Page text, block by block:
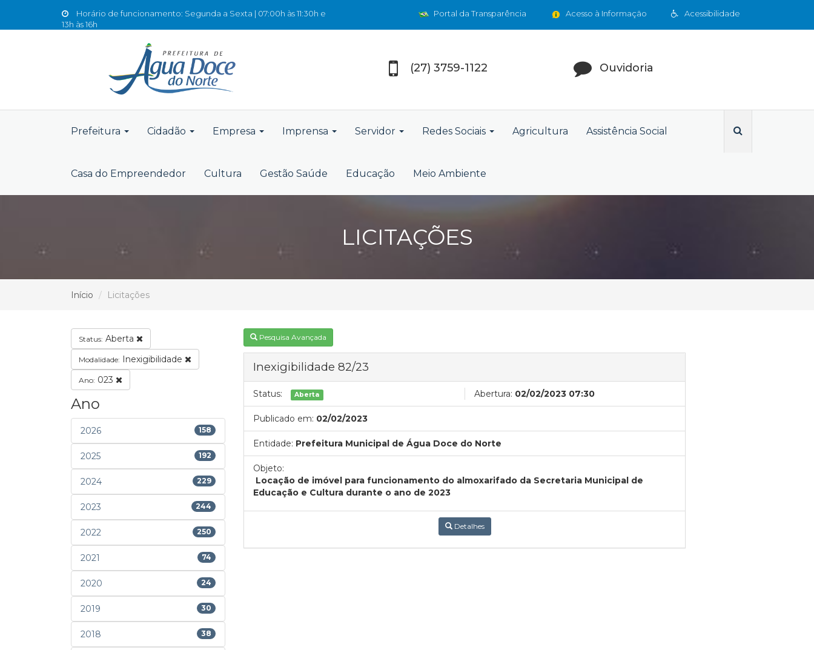
Horário de funcionamento: Segunda a Sexta | 07:00h às 11:30h e
13h às 16h
Acessibilidade
Acesso à Informação
Portal da Transparência
(27) 3759-1122 Ouvidoria
Prefeitura Cidadão Empresa Imprensa Servidor Redes Sociais Agricultura Assistência Social
Casa do Empreendedor Cultura Gestão Saúde Educação Meio Ambiente
LICITAÇÕES
Início Licitações
Status: Aberta
Modalidade: Inexigibilidade
Ano: 023
Ano
2026 158
2025 192
2024 229
2023 244
2022 250
2021 74
2020 24
2019 30
2018 38
Pesquisa Avançada
Inexigibilidade 82/23
Status: Aberta Abertura: 02/02/2023 07:30
Publicado em: 02/02/2023
Entidade: Prefeitura Municipal de Água Doce do Norte
Objeto:
Locação de imóvel para funcionamento do almoxarifado da Secretaria Municipal de
Educação e Cultura durante o ano de 2023
Detalhes